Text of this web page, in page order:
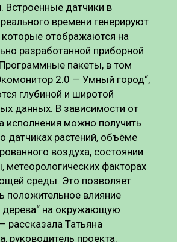
Встроенные датчики в
времени генерируют
отображаются на
разработанной приборной
пакеты, в том
2.0 — Умный город“,
глубиной и широтой
данных. В зависимости от
исполнения можно получить
датчиках растений, объёме
воздуха, состоянии
метеорологических факторах
среды. Это позволяет
положительное влияние
дерева“ на окружающую
рассказала Татьяна
руководитель проекта.